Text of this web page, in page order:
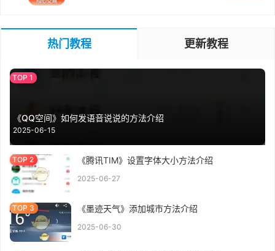
热门教程 更新教程
《QQ空间》如何发语音说说的方法介绍
2025-06-15
《腾讯TIM》设置字体大小方法介绍
2025-06-27
《墨迹天气》添加城市方法介绍
2025-06-30